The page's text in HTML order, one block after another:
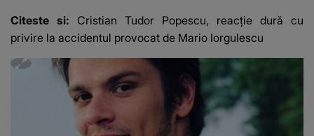
Citeste si: Cristian Tudor Popescu, reacție dură cu
privire la accidentul provocat de Mario Iorgulescu